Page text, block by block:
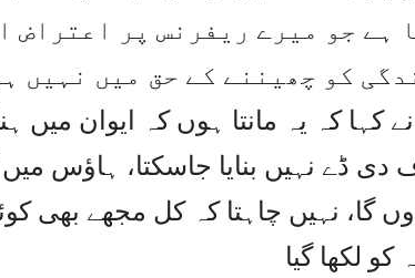
ہے جو میرے ریفرنس پر اعتراض
کو چھیننے کے حق میں نہیں
نے کہا کہ یہ مانتا ہوں کہ ایوان
دی ڈے نہیں بنایا جاسکتا، ہاؤس
گا، نہیں چاہتا کہ کل مجھے بھی